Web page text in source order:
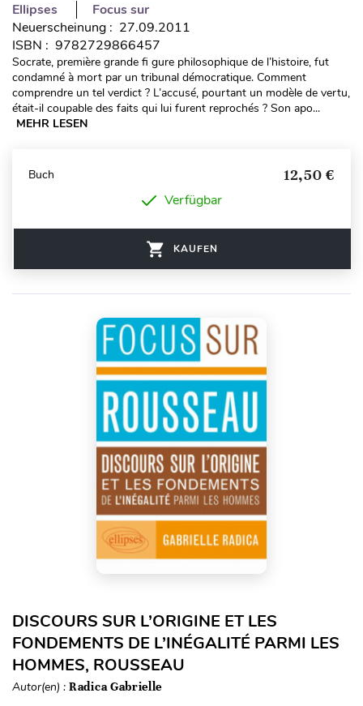
Ellipses
Focus sur
Neuerscheinung : 27.09.2011
ISBN : 9782729866457
Socrate, première grande fi gure philosophique de l’histoire, fut
condamné à mort par un tribunal démocratique. Comment
comprendre un tel verdict ? L’accusé, pourtant un modèle de vertu,
était-il coupable des faits qui lui furent reprochés ? Son apo...
MEHR LESEN
Buch 12,50 €
Verfügbar
KAUFEN
DISCOURS SUR L’ORIGINE ET LES
FONDEMENTS DE L’INÉGALITÉ PARMI LES
HOMMES, ROUSSEAU
Autor(en) : Radica Gabrielle